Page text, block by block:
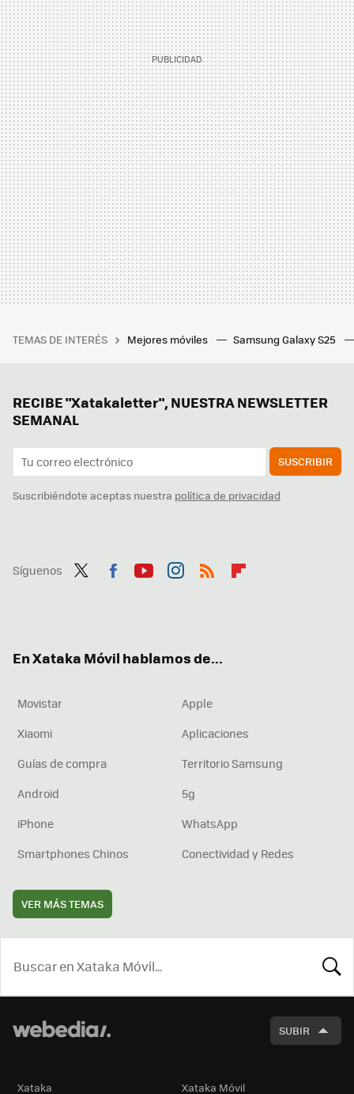
TEMAS DE INTERÉS Mejores móviles Samsung Galaxy S25
RECIBE "Xatakaletter", NUESTRA NEWSLETTER
SEMANAL
SUSCRIBIR
Suscribiéndote aceptas nuestra política de privacidad
Síguenos
En Xataka Móvil hablamos de...
Movistar
Apple
Xiaomi
Aplicaciones
Guías de compra
Territorio Samsung
Android
5g
iPhone
WhatsApp
Smartphones Chinos
Conectividad y Redes
VER MÁS TEMAS
SUBIR
Xataka Xataka Móvil